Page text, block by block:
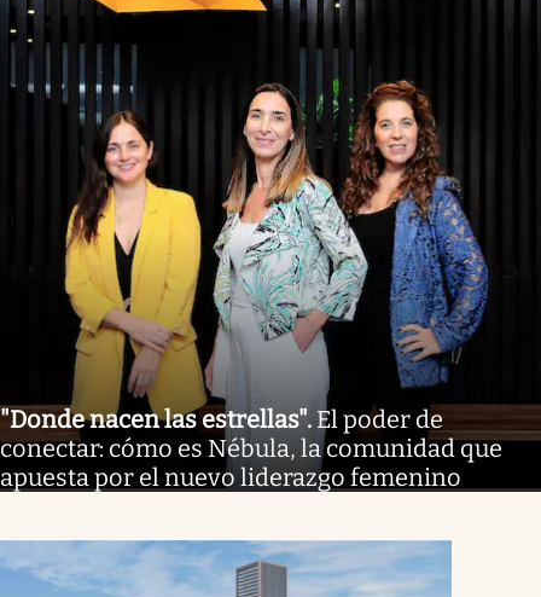
"Donde nacen las estrellas". El poder de
conectar: cómo es Nébula, la comunidad que
apuesta por el nuevo liderazgo femenino